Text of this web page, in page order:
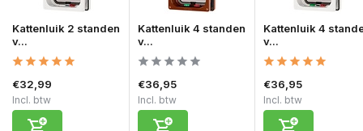
Kattenluik 2 standen
v...
€32,99
Incl. btw
Kattenluik 4 standen
v...
€36,95
Incl. btw
Kattenluik 4
v...
€36,95
Incl. btw